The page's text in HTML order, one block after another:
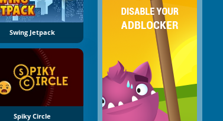
Swing Jetpack
Spiky Circle